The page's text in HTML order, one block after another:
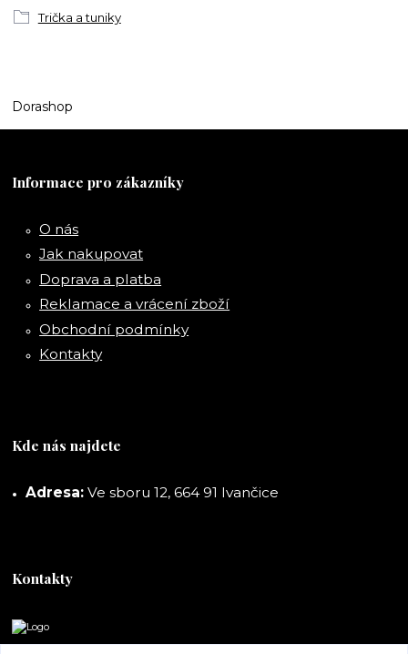
Trička a tuniky
Dorashop
Informace pro zákazníky
O nás
Jak nakupovat
Doprava a platba
Reklamace a vrácení zboží
Obchodní podmínky
Kontakty
Kde nás najdete
Adresa: Ve sboru 12, 664 91 Ivančice
Kontakty